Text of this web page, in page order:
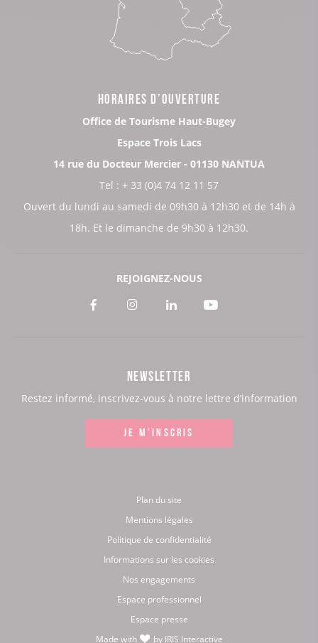
HORAIRES D’OUVERTURE
Office de Tourisme Haut-Bugey
Espace Trois Lacs
14 rue du Docteur Mercier - 01130 NANTUA
Tel : + 33 (0)4 74 12 11 57
Ouvert du lundi au samedi de 09h30 à 12h30 et de 14h à
18h. Et le dimanche de 9h30 à 12h30.
REJOIGNEZ-NOUS
Voir
Facebook
Voir
Instagram
Voir
LinkedIn
Voir
Youtube
NEWSLETTER
Restez informé, inscrivez-vous à notre lettre d’information
JE M'INSCRIS
Plan du site
Mentions légales
Politique de confidentialité
Informations sur les cookies
Nos engagements
Espace professionnel
Espace presse
Made with
by IRIS Interactive